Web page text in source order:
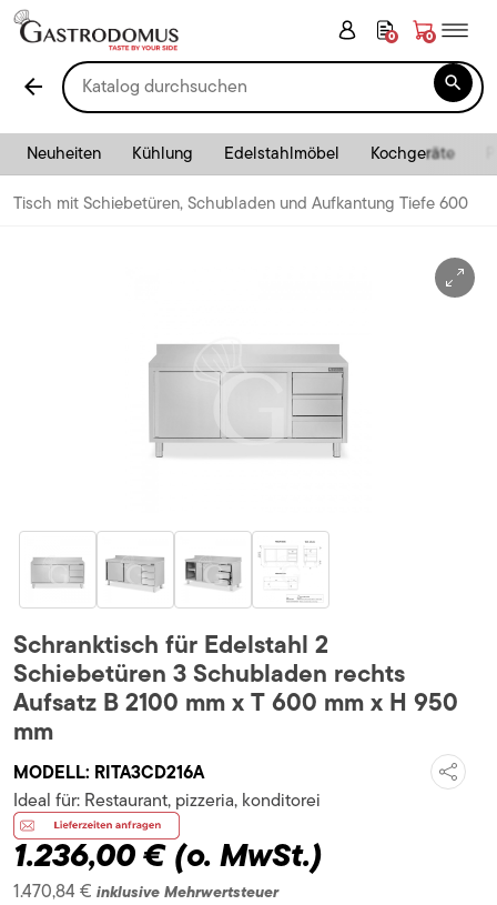
0 0
arrow_back 
Neuheiten Kühlung Edelstahlmöbel Kochgeräte
Tisch mit Schiebetüren, Schubladen und Aufkantung Tiefe 600
Schranktisch für Edelstahl 2
Schiebetüren 3 Schubladen rechts
Aufsatz B 2100 mm x T 600 mm x H 950
mm
MODELL: RITA3CD216A
1.236,00 €(o. MwSt.)
1.470,84 € inklusive Mehrwertsteuer
Ideal für: Restaurant, pizzeria, konditorei